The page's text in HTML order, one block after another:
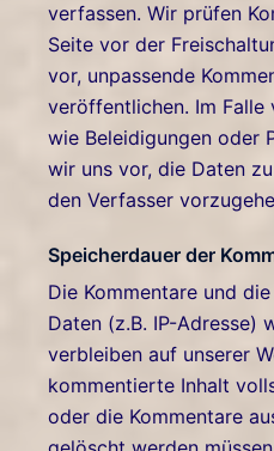
verfassen. Wir prüfen
Seite vor der
vor, unpassende
veröffentlichen. Im Falle
wie Beleidigungen oder
wir uns vor, die Daten
den Verfasser
Speicherdauer der
Die Kommentare und
Daten (z.B. IP-Adresse)
verbleiben auf unserer
kommentierte Inhalt
oder die Kommentare